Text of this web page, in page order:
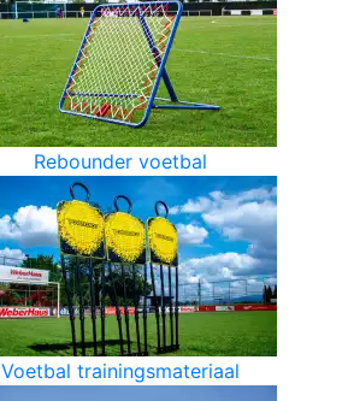
Rebounder voetbal
Voetbal trainingsmateriaal